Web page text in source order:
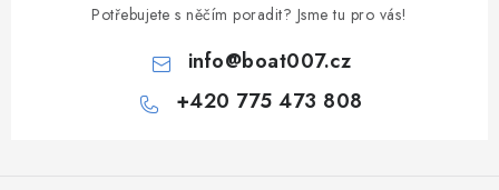
Potřebujete s něčím poradit? Jsme tu pro vás!
info@boat007.cz
+420 775 473 808